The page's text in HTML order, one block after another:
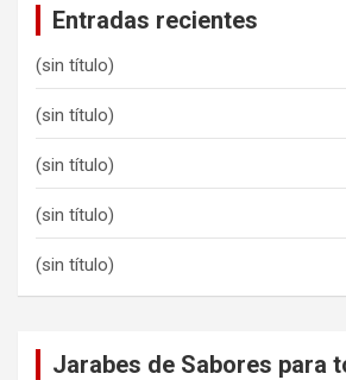
Entradas recientes
(sin título)
(sin título)
(sin título)
(sin título)
(sin título)
Jarabes de Sabores para